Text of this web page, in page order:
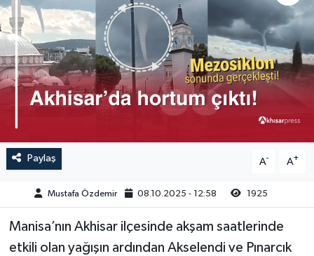
Paylaş A- A+
Mustafa Özdemir 08.10.2025 - 12:58 1925
Manisa’nın Akhisar ilçesinde akşam saatlerinde
etkili olan yağışın ardından Akselendi ve Pınarcık
Magazin
Duyurular
Kadın
Teknoloji
Yerel Haber
Akhisar Emlak
Duyurular
Tarım-Gıda
Sektörel
Röportaj
Kadın